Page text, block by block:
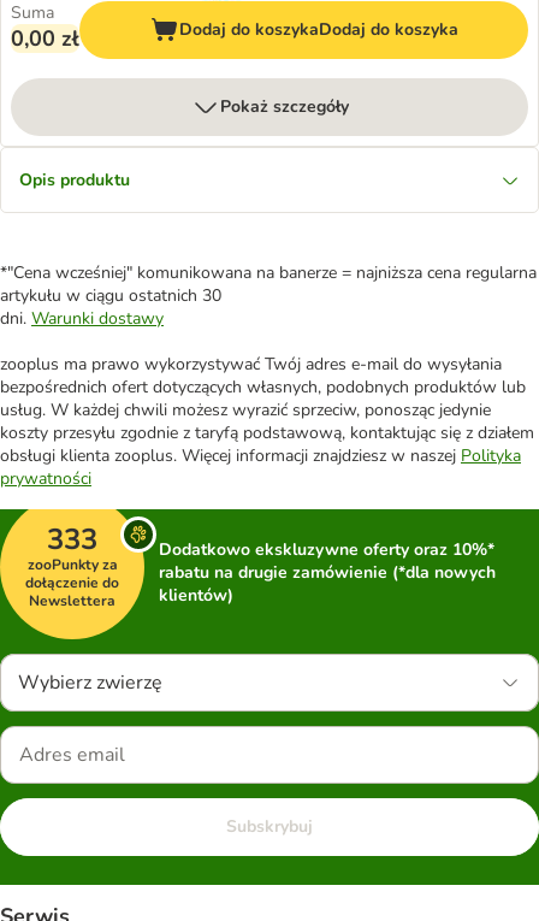
Suma
0,00 zł Dodaj do koszykaDodaj do koszyka
Pokaż szczegóły
Opis produktu
*"Cena wcześniej" komunikowana na banerze = najniższa cena regularna
artykułu w ciągu ostatnich 30
dni. Warunki dostawy
zooplus ma prawo wykorzystywać Twój adres e-mail do wysyłania
bezpośrednich ofert dotyczących własnych, podobnych produktów lub
usług. W każdej chwili możesz wyrazić sprzeciw, ponosząc jedynie
koszty przesyłu zgodnie z taryfą podstawową, kontaktując się z działem
obsługi klienta zooplus. Więcej informacji znajdziesz w naszej Polityka
prywatności
333
zooPunkty za
dołączenie do
Newslettera
Dodatkowo ekskluzywne oferty oraz 10%*
rabatu na drugie zamówienie (*dla nowych
klientów)
Wybierz zwierzę
Subskrybuj